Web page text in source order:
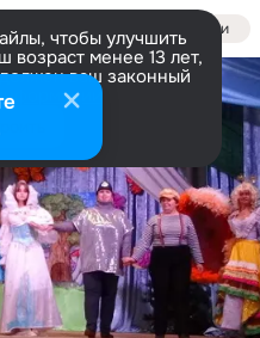
Войти
чтобы улучшить
возраст менее 13 лет,
ваш законный